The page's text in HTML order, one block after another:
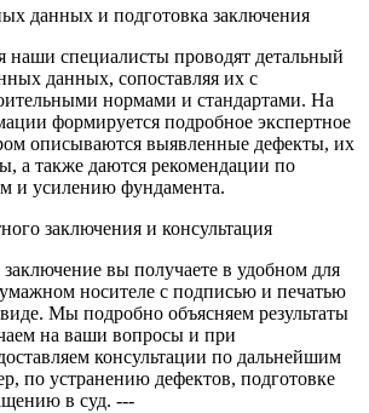
данных и подготовка заключения
наши специалисты проводят детальный
данных, сопоставляя их с
нормами и стандартами. На
формируется подробное экспертное
описываются выявленные дефекты, их
а также даются рекомендации по
и усилению фундамента.
заключения и консультация
заключение вы получаете в удобном для
носителе с подписью и печатью
Мы подробно объясняем результаты
на ваши вопросы и при
консультации по дальнейшим
по устранению дефектов, подготовке
в суд. ---